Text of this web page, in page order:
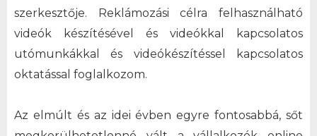
szerkesztője. Reklámozási célra felhasználható
videók készítésével és videókkal kapcsolatos
utómunkákkal és videókészítéssel kapcsolatos
oktatással foglalkozom.
Az elmúlt és az idei évben egyre fontosabbá, sőt